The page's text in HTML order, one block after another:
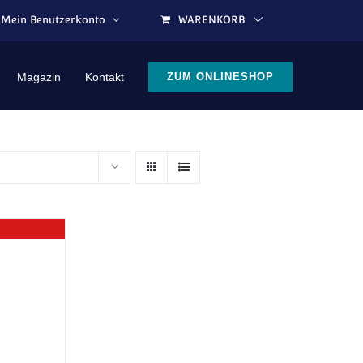
Mein Benutzerkonto WARENKORB
Magazin Kontakt ZUM ONLINESHOP